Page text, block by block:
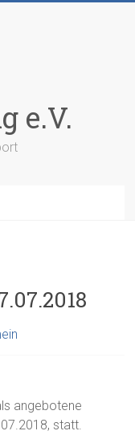
e.V.
angebotene
statt.